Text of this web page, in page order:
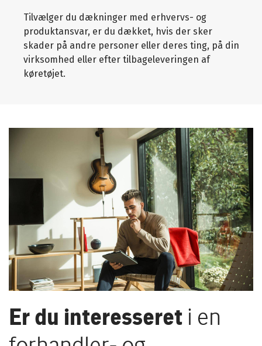
Tilvælger du dækninger med erhvervs- og
produktansvar, er du dækket, hvis der sker
skader på andre personer eller deres ting, på din
virksomhed eller efter tilbageleveringen af
køretøjet.
Er du interesseret i en